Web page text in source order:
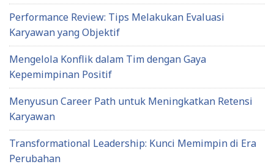
Performance Review: Tips Melakukan Evaluasi
Karyawan yang Objektif
Mengelola Konflik dalam Tim dengan Gaya
Kepemimpinan Positif
Menyusun Career Path untuk Meningkatkan Retensi
Karyawan
Transformational Leadership: Kunci Memimpin di Era
Perubahan